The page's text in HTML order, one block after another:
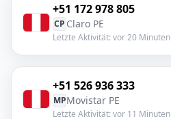
+51 172 978 805
CP Claro PE
Letzte Aktivität: vor 20 Minuten
+51 526 936 333
MPMovistar PE
Letzte Aktivität: vor 11 Minuten